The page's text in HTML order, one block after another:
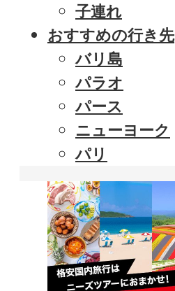
子連れ
おすすめの行き先
バリ島
パラオ
パース
ニューヨーク
パリ